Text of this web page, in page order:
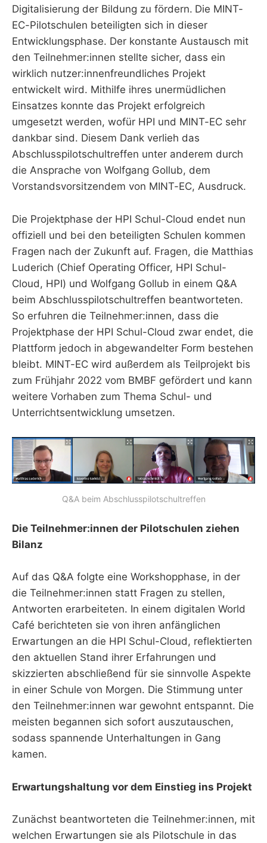
Digitalisierung der Bildung zu fördern. Die MINT-
EC-Pilotschulen beteiligten sich in dieser
Entwicklungsphase. Der konstante Austausch mit
den Teilnehmer:innen stellte sicher, dass ein
wirklich nutzer:innenfreundliches Projekt
entwickelt wird. Mithilfe ihres unermüdlichen
Einsatzes konnte das Projekt erfolgreich
umgesetzt werden, wofür HPI und MINT-EC sehr
dankbar sind. Diesem Dank verlieh das
Abschlusspilotschultreffen unter anderem durch
die Ansprache von Wolfgang Gollub, dem
Vorstandsvorsitzendem von MINT-EC, Ausdruck.
Die Projektphase der HPI Schul-Cloud endet nun
offiziell und bei den beteiligten Schulen kommen
Fragen nach der Zukunft auf. Fragen, die Matthias
Luderich (Chief Operating Officer, HPI Schul-
Cloud, HPI) und Wolfgang Gollub in einem Q&A
beim Abschlusspilotschultreffen beantworteten.
So erfuhren die Teilnehmer:innen, dass die
Projektphase der HPI Schul-Cloud zwar endet, die
Plattform jedoch in abgewandelter Form bestehen
bleibt. MINT-EC wird außerdem als Teilprojekt bis
zum Frühjahr 2022 vom BMBF gefördert und kann
weitere Vorhaben zum Thema Schul- und
Unterrichtsentwicklung umsetzen.
Q&A beim Abschlusspilotschultreffen
Die Teilnehmer:innen der Pilotschulen ziehen
Bilanz
Auf das Q&A folgte eine Workshopphase, in der
die Teilnehmer:innen statt Fragen zu stellen,
Antworten erarbeiteten. In einem digitalen World
Café berichteten sie von ihren anfänglichen
Erwartungen an die HPI Schul-Cloud, reflektierten
den aktuellen Stand ihrer Erfahrungen und
skizzierten abschließend für sie sinnvolle Aspekte
in einer Schule von Morgen. Die Stimmung unter
den Teilnehmer:innen war gewohnt entspannt. Die
meisten begannen sich sofort auszutauschen,
sodass spannende Unterhaltungen in Gang
kamen.
Erwartungshaltung vor dem Einstieg ins Projekt
Zunächst beantworteten die Teilnehmer:innen, mit
welchen Erwartungen sie als Pilotschule in das